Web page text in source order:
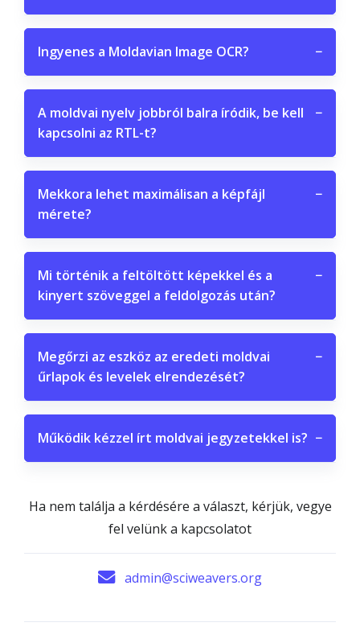
Ingyenes a Moldavian Image OCR? −
A moldvai nyelv jobbról balra íródik, be kell
kapcsolni az RTL-t?
−
Mekkora lehet maximálisan a képfájl
mérete?
−
Mi történik a feltöltött képekkel és a
kinyert szöveggel a feldolgozás után?
−
Megőrzi az eszköz az eredeti moldvai
űrlapok és levelek elrendezését?
−
Működik kézzel írt moldvai jegyzetekkel is? −
Ha nem találja a kérdésére a választ, kérjük, vegye
fel velünk a kapcsolatot
admin@sciweavers.org